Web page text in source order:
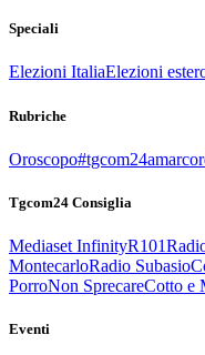
Speciali
Elezioni ItaliaElezioni
Rubriche
Oroscopo
Tgcom24 Consiglia
Mediaset InfinityR101
MontecarloRadio Subasio
PorroNon SprecareCotto e
Eventi